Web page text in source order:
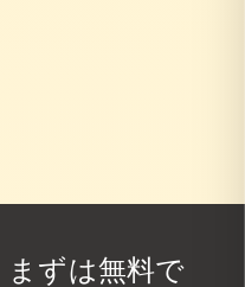
ずは無料で